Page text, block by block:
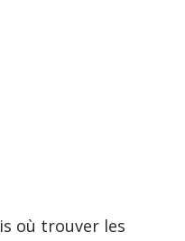
où trouver les